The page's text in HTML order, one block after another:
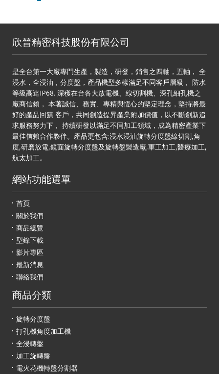
欣晉精密科技股份有限公司
是全台第一大廠專門生產，製造，研發，銷售之四軸，五軸， 全
浸水，全浸油，分度盤，產品機型多樣滿足不同客戶層級， 防水
等級高達IP68. 深穫在台各大放電機、線切割機、深孔細孔機之
廠商信賴， 本著誠信、務實、專精與恆心的堅定理念，堅持將最
好的產品回饋 客戶，共同創造提昇產業附加價值，以不斷創新追
求服務努力下， 持續研發以滿足不同加工領域，成為精密產業下
最佳信賴合作夥伴。產品更包含:浸水浸油旋轉分度盤線切割,角
度,研磨放電,鏡面旋轉分度盤及旋轉盤製造廠,軍工加工,醫療加工,
航太加工。
網站功能選單
首頁
關於我們
商品總覽
型錄下載
影片專區
最新消息
聯絡我們
商品分類
旋轉分度盤
打孔機角度加工機
全浸轉盤
加工旋轉盤
電火花機轉盤分割器